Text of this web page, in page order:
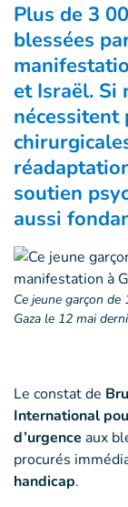
Plus de 3
blessées
et Israël. Si
soutien
aussi
Ce jeune garçon
Gaza le 12 mai
Le constat de
International
d’urgence aux
procurés
handicap.